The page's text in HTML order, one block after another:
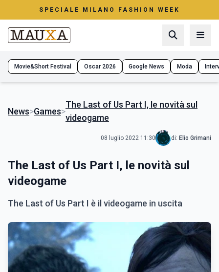
SPECIALE MILANO FASHION WEEK
Movie&Short Festival Oscar 2026 Google News Moda
News>Games>
The Last of Us Part I, le novità sul
videogame
08 luglio 2022 11:30 di: Elio Grimani
The Last of Us Part I, le novità sul
videogame
The Last of Us Part I è il videogame in uscita